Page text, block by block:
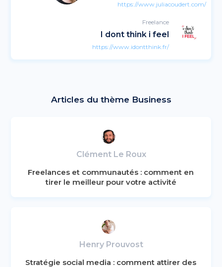
https://www.juliacoudert.com/
Freelance
I dont think i feel
https://www.idontthink.fr/
Articles du thème Business
Clément Le Roux
Freelances et communautés : comment en
tirer le meilleur pour votre activité
Henry Prouvost
Stratégie social media : comment attirer des